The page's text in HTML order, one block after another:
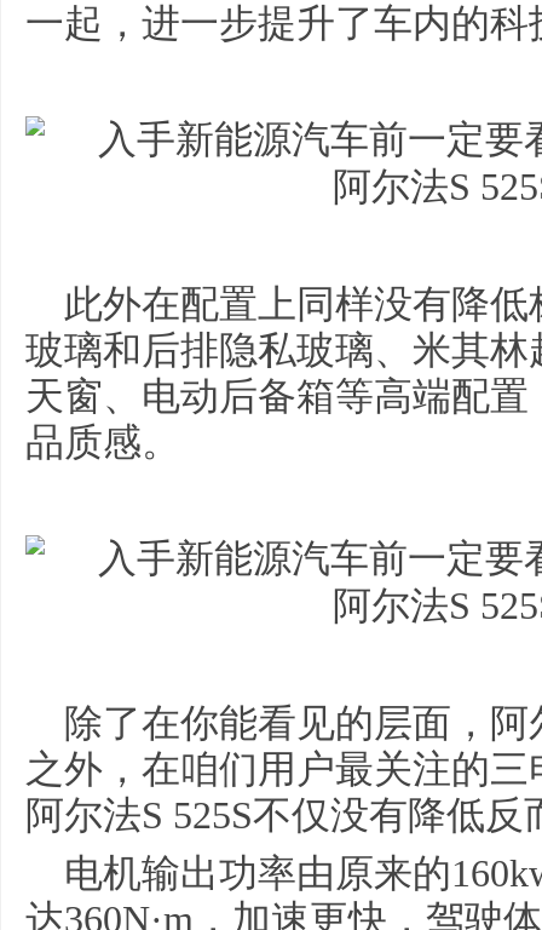
一起，进一步提升了车内的科
此外在配置上同样没有降
玻璃和后排隐私玻璃、米其
天窗、电动后备箱等高端配
品质感。
除了在你能看见的层面，阿
之外，在咱们用户最关注的
阿尔法S 525S不仅没有降低
电机输出功率由原来的
达360N·m，加速更快，驾驶